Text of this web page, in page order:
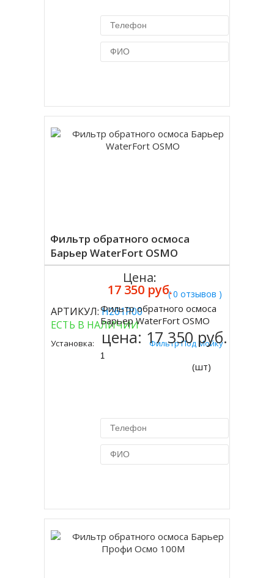
Фильтр обратного осмоса
Барьер WaterFort OSMO
( 0 отзывов )
АРТИКУЛ:Н261Р00
ЕСТЬ В НАЛИЧИИ
Установка: Фильтр Под Мойку
Цена:
17 350 руб.
Купить
Фильтр обратного осмоса
Барьер WaterFort OSMO
цена: 17 350 руб.
(шт)